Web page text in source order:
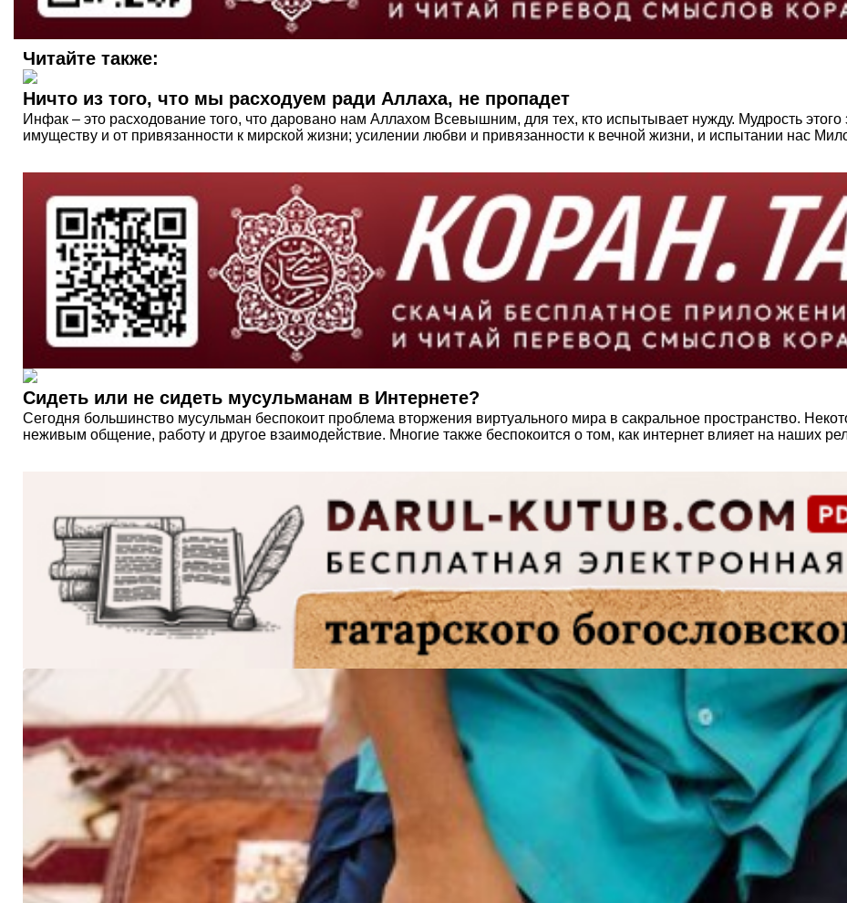
Читайте также:
Ничто из того, что мы расходуем ради Аллаха, не пропадет
Инфак – это расходование того, что даровано нам Аллахом Всевышним, для тех, кто испытывает нужду. Мудрость
имуществу и от привязанности к мирской жизни; усилении любви и привязанности к вечной жизни, и испытании нас
Сидеть или не сидеть мусульманам в Интернете?
Сегодня большинство мусульман беспокоит проблема вторжения виртуального мира в сакральное пространство.
неживым общение, работу и другое взаимодействие. Многие также беспокоится о том, как интернет влияет на наших